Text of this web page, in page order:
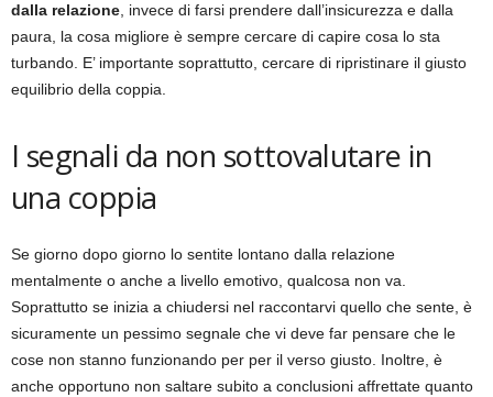
dalla relazione, invece di farsi prendere dall’insicurezza e dalla
paura, la cosa migliore è sempre cercare di capire cosa lo sta
turbando. E’ importante soprattutto, cercare di ripristinare il giusto
equilibrio della coppia.
I segnali da non sottovalutare in
una coppia
Se giorno dopo giorno lo sentite lontano dalla relazione
mentalmente o anche a livello emotivo, qualcosa non va.
Soprattutto se inizia a chiudersi nel raccontarvi quello che sente, è
sicuramente un pessimo segnale che vi deve far pensare che le
cose non stanno funzionando per per il verso giusto. Inoltre, è
anche opportuno non saltare subito a conclusioni affrettate quanto